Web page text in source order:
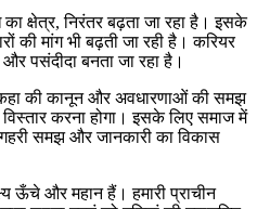
क्षेत्र, निरंतर बढ़ता जा रहा है। इसके
की मांग भी बढ़ती जा रही है। करियर
पसंदीदा बनता जा रहा है।
कहा की कानून और अवधारणाओं की समझ
करना होगा। इसके लिए समाज में
गहरी समझ और जानकारी का विकास
ऊँचे और महान हैं। हमारी प्राचीन